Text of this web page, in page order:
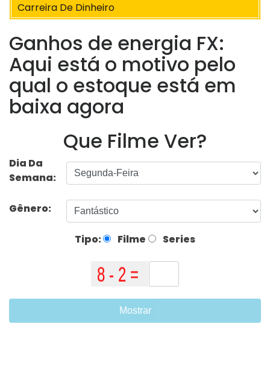
Carreira De Dinheiro
Ganhos de energia FX:
Aqui está o motivo pelo
qual o estoque está em
baixa agora
Que Filme Ver?
Dia Da
Semana:
Gênero:
Tipo: Filme Series
Mostrar